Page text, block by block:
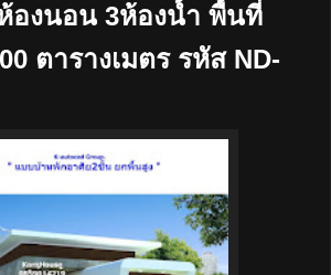
องนอน 3ห้องน้ำ พื้นที่
ตารางเมตร รหัส ND-